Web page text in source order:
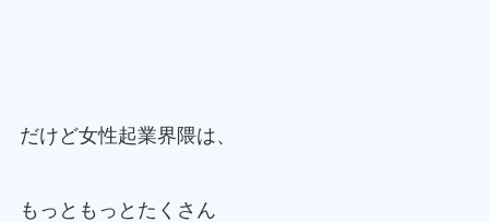
だけど女性起業界隈は、
もっともっとたくさん